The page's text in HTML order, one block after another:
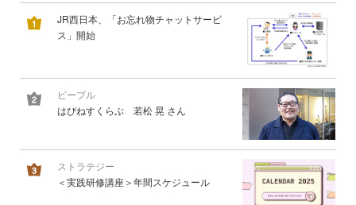
JR西日本、「お忘れ物チャットサービ
ス」開始
ピープル
はぴねすくらぶ 若松 晃 さん
ストラテジー
＜実践研修講座＞年間スケジュール